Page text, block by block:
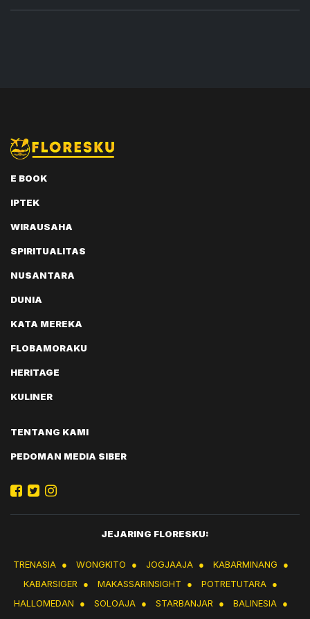
E BOOK
IPTEK
WIRAUSAHA
SPIRITUALITAS
NUSANTARA
DUNIA
KATA MEREKA
FLOBAMORAKU
HERITAGE
KULINER
TENTANG KAMI
PEDOMAN MEDIA SIBER
JEJARING FLORESKU:
TRENASIA ● WONGKITO ● JOGJAAJA ● KABARMINANG
●
KABARSIGER
● MAKASSARINSIGHT ● POTRETUTARA ●
HALLOMEDAN
● SOLOAJA ● STARBANJAR ● BALINESIA ●